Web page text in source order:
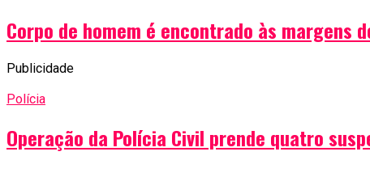
Corpo de homem é encontrado às margens
Publicidade
Polícia
Operação da Polícia Civil prende quatro